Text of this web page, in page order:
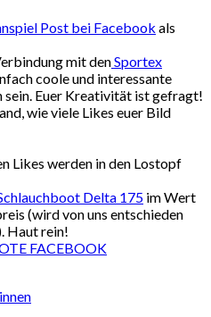
Post bei Facebook als
mit denSportex
coole und interessante
sein. Euer Kreativität ist gefragt!
wie viele Likes euer Bild
Likes werden in den Lostopf
Delta 175 im Wert
(wird von uns entschieden
Haut rein!
FACEBOOK